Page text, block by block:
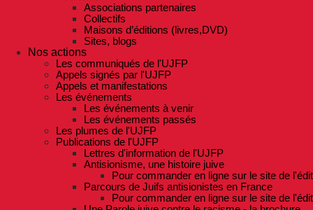
Associations partenaires
Collectifs
Maisons d’éditions (livres,DVD)
Sites, blogs
Nos actions
Les communiqués de l'UJFP
Appels signés par l'UJFP
Appels et manifestations
Les événements
Les événements à venir
Les événements passés
Les plumes de l'UJFP
Publications de l'UJFP
Lettres d'information de l'UJFP
Antisionisme, une histoire juive
Pour commander en ligne sur le site de
Parcours de Juifs antisionistes en France
Pour commander en ligne sur le site de